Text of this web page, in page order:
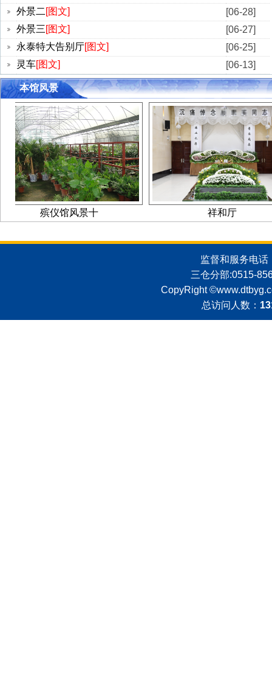
预约业务接待
外景二 [图文]
[06-28]
外景三[图文]
[06-27]
永泰特大告别厅[图文]
[06-25]
灵车[图文] [06-13]
本馆风景
殡仪馆风景十 祥和厅
监督和服务电
三仓分部:0515-
CopyRight ©
总访问人数：